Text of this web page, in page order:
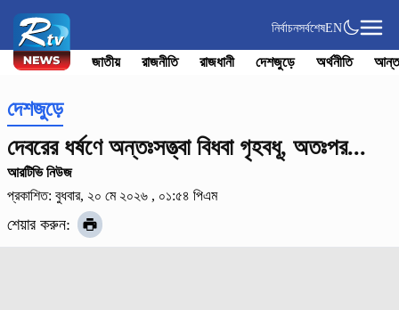
নির্বাচনসর্বশেষEN
জাতীয় রাজনীতি রাজধানী দেশজুড়ে অর্থনীতি
দেশজুড়ে
দেবরের ধর্ষণে অন্তঃসত্ত্বা বিধবা গৃহবধূ, অতঃপর...
আরটিভি নিউজ
প্রকাশিত: বুধবার, ২০ মে ২০২৬ , ০১:৫৪ পিএম
শেয়ার করুন: